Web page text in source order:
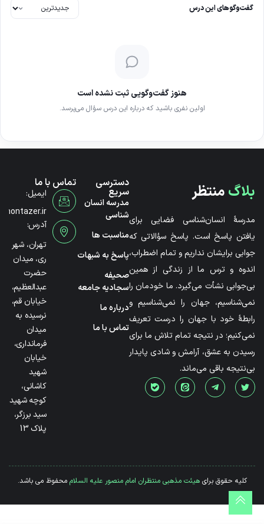
گفت‌وگوهای این درس
هنوز گفت‌وگویی ثبت نشده است
اولین نفری باشید که درباره این درس سؤال می‌پرسد.
بلاگمنتظر
مدرسۀ انسان‌شناسی فضایی برای
یافتن پاسخ است. پاسخ سؤالاتی که
جوابی برایشان نداریم و تمام اضطراب،
اندوه و ترس ما از زندگی از همین
بی‌جوابی نشأت می‌گیرد. ما خودمان را
نمی‌شناسیم، جهان را نمی‌شناسیم و
رابطۀ خود با جهان را درست تعریف
نمی‌کنیم؛ در نتیجه تمام تلاش ما برای
رسیدن به عشق، آرامش و شادی پایدار
بی‌نتیجه باقی می‌ماند.
دسترسی
سریع
مدرسه انسان
شناسی
مناسبت ها
پاسخ به شبهات
صحیفه
سجادیه جامعه
درباره ما
تماس با ما
تماس با ما
ایمیل:
آدرس:
تهران، شهر
ری، میدان
حضرت
عبدالعظیم،
خیابان قم،
نرسیده به
میدان
فرمانداری،
خیابان
شهید
کاشانی،
کوچه شهید
سید برزگر،
پلاک 13
کلیه حقوق برایهیئت مذهبی منتظران امام منصور علیه السلاممحفوظ می باشد.